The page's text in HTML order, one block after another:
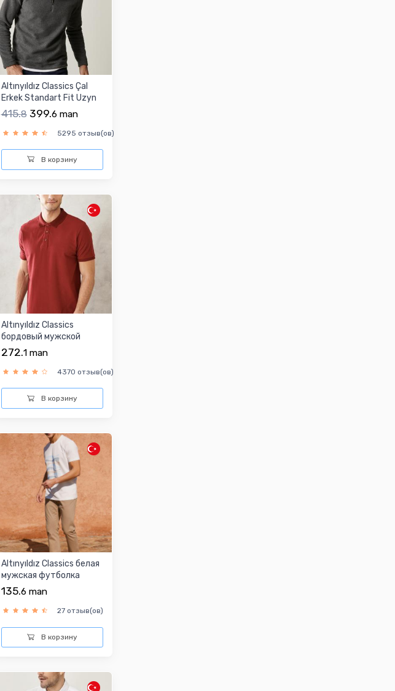
Altınyıldız Classics Çal
Erkek Standart Fit Uzyn
ýeňli Tolst...
415.8 399.6 man
5295 отзыв(ов)
В корзину
Altınyıldız Classics
бордовый мужской
футболка
272.1 man
4370 отзыв(ов)
В корзину
Altınyıldız Classics белая
мужская футболка
135.6 man
27 отзыв(ов)
В корзину